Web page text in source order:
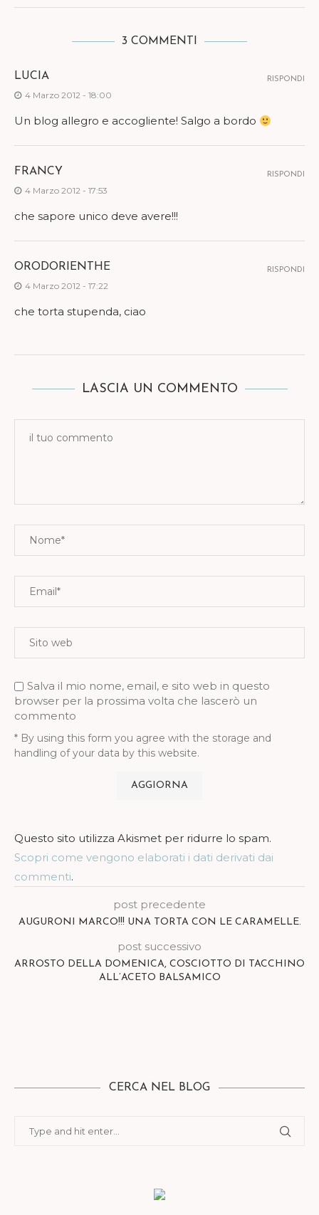
3 COMMENTI
LUCIA
4 Marzo 2012 - 18:00
Un blog allegro e accogliente! Salgo a bordo
RISPONDI
FRANCY
4 Marzo 2012 - 17:53
che sapore unico deve avere!!!
RISPONDI
ORODORIENTHE
4 Marzo 2012 - 17:22
che torta stupenda, ciao
RISPONDI
LASCIA UN COMMENTO
Salva il mio nome, email, e sito web in questo
browser per la prossima volta che lascerò un
commento
* By using this form you agree with the storage and
handling of your data by this website.
Questo sito utilizza Akismet per ridurre lo spam.
Scopri come vengono elaborati i dati derivati dai
commenti.
post precedente
AUGURONI MARCO!!! UNA TORTA CON LE CARAMELLE.
post successivo
ARROSTO DELLA DOMENICA, COSCIOTTO DI TACCHINO
ALL’ACETO BALSAMICO
CERCA NEL BLOG